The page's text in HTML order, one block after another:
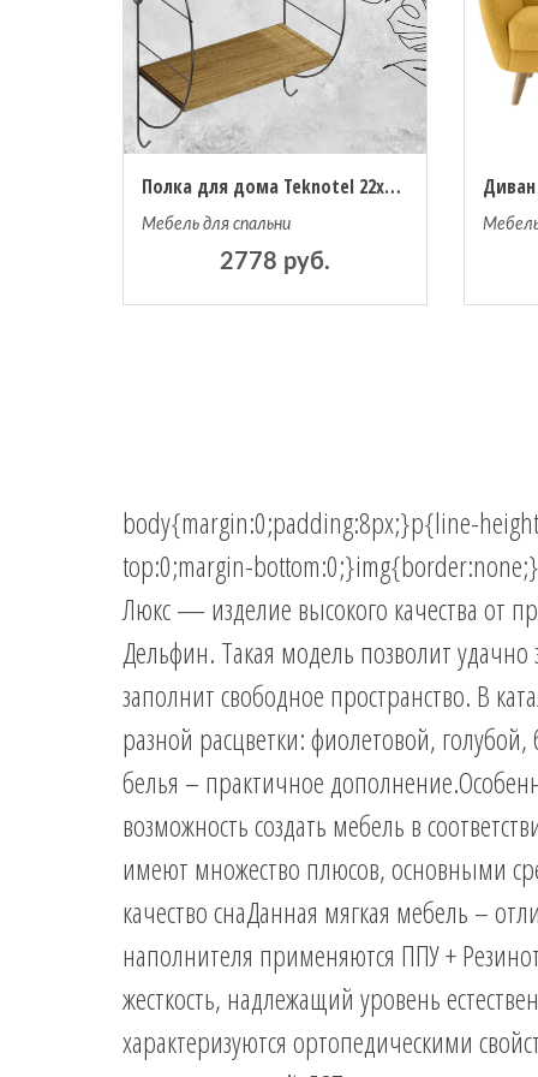
Полка для дома Teknotel 22x38x55 см дерево/черный
Мебель для спальни
2778 руб.
body{margin:0;padding:8px;}p{line-
top:0;margin-
Люкс — изделие высокого качества от
Дельфин. Такая модель позволит
заполнит свободное пространство. В
разной расцветки: фиолетовой,
белья – практичное
возможность создать мебель в
имеют множество плюсов, основными
качество снаДанная мягкая мебель –
наполнителя применяются ППУ +
жесткость, надлежащий уровень
характеризуются ортопедическими